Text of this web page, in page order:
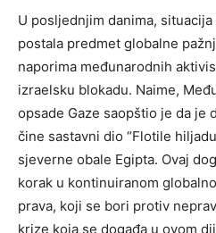
U posljednjim danima,
postala predmet globalne
naporima međunarodnih
izraelsku blokadu. Naime,
opsade Gaze saopštio je da je
čine sastavni dio “Flotile
sjeverne obale Egipta. Ovaj
korak u kontinuiranom
prava, koji se bori protiv
krize koja se događa u ovom